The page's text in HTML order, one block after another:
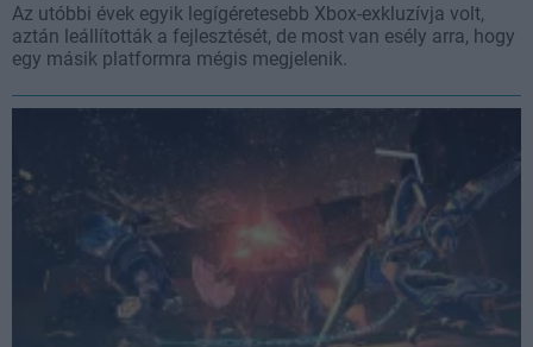
Az utóbbi évek egyik legígéretesebb Xbox-exkluzívja volt,
aztán leállították a fejlesztését, de most van esély arra, hogy
egy másik platformra mégis megjelenik.